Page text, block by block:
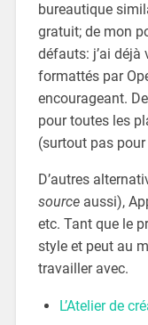
bureautique
gratuit; de mon
défauts: j’ai déjà
formattés par
encourageant.
pour toutes les
(surtout pas
D’autres
source aussi),
etc. Tant que le
style et peut au
travailler avec.
L’Atelier de